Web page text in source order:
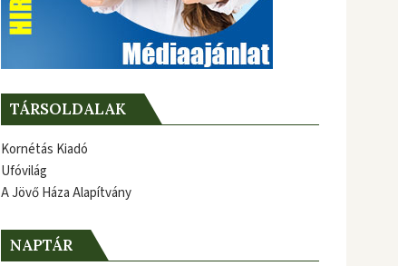
TÁRSOLDALAK
Kornétás Kiadó
Ufóvilág
A Jövő Háza Alapítvány
NAPTÁR